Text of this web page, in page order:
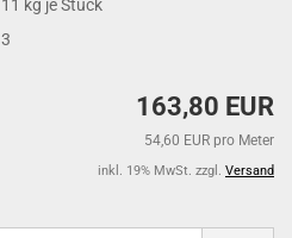
11 kg je Stück
3
163,80 EUR
54,60 EUR pro Meter
inkl. 19% MwSt. zzgl. Versand